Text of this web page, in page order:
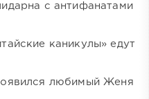
с антифанатами
каникулы» едут
любимый Женя